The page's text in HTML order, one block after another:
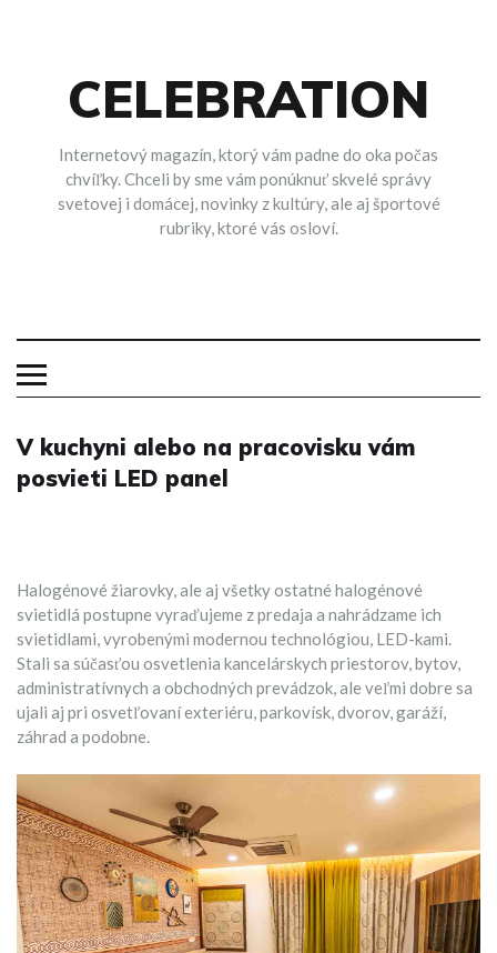
CELEBRATION
Internetový magazín, ktorý vám padne do oka počas
chvíľky. Chceli by sme vám ponúknuť skvelé správy
svetovej i domácej, novinky z kultúry, ale aj športové
rubriky, ktoré vás osloví.
V kuchyni alebo na pracovisku vám
posvieti LED panel
Halogénové žiarovky, ale aj všetky ostatné halogénové
svietidlá postupne vyraďujeme z predaja a nahrádzame ich
svietidlami, vyrobenými modernou technológiou, LED-kami.
Stali sa súčasťou osvetlenia kancelárskych priestorov, bytov,
administratívnych a obchodných prevádzok, ale veľmi dobre sa
ujali aj pri osvetľovaní exteriéru, parkovísk, dvorov, garáží,
záhrad a podobne.